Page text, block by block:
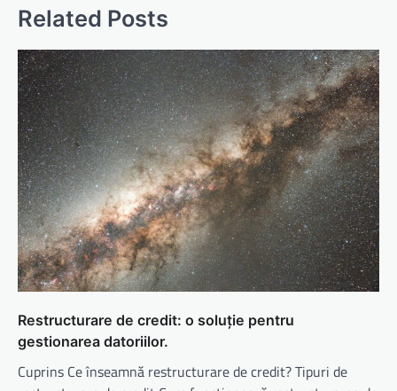
Related Posts
Restructurare de credit: o soluție pentru
gestionarea datoriilor.
Cuprins Ce înseamnă restructurare de credit? Tipuri de